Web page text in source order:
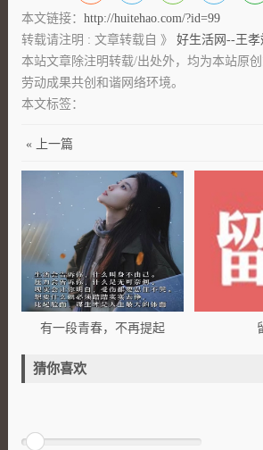
本文链接： http://huitehao.com/?id=99
转载请注明 : 文章转载自 》 好生活网--王
本站文章除注明转载/出处外，均为本站原
劳动成果共创和谐网络环境。
本文标签：
« 上一篇
有一段青春，不再提起
猜你喜欢